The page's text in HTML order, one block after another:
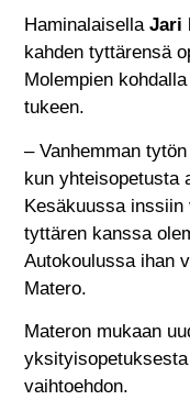
HaminalaisellaJari
kahden tyttärensä
Molempien
tukeen.
– Vanhemman
kun yhteisopetusta
Kesäkuussa inssiin
tyttären kanssa
Autokoulussa ihan
Matero.
Materon mukaan
vaihtoehdon.